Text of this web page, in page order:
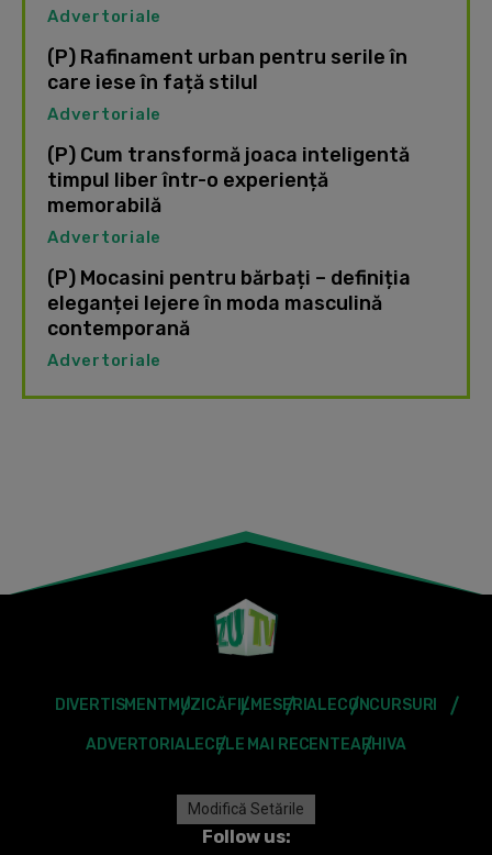
Advertoriale
(P) Rafinament urban pentru serile în
care iese în față stilul
Advertoriale
(P) Cum transformă joaca inteligentă
timpul liber într-o experiență
memorabilă
Advertoriale
(P) Mocasini pentru bărbați – definiția
eleganței lejere în moda masculină
contemporană
Advertoriale
DIVERTISMENT MUZICĂFILMESERIALECONCURSURI
ADVERTORIALECELE MAI RECENTEARHIVA
Modifică Setările
Follow us: